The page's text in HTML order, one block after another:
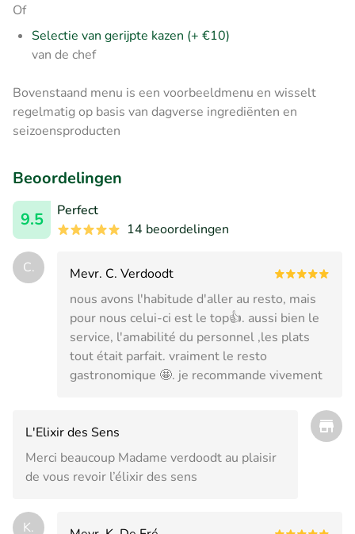
Of
Selectie van gerijpte kazen (+ €10)
van de chef
Bovenstaand menu is een voorbeeldmenu en wisselt
regelmatig op basis van dagverse ingrediënten en
seizoensproducten
Beoordelingen
9.5
Perfect
14 beoordelingen
C.
Mevr. C. Verdoodt
nous avons l'habitude d'aller au resto, mais
pour nous celui-ci est le top👍. aussi bien le
service, l'amabilité du personnel ,les plats
tout était parfait. vraiment le resto
gastronomique 🤩. je recommande vivement
L'Elixir des Sens
Merci beaucoup Madame verdoodt au plaisir
de vous revoir l’élixir des sens
K.